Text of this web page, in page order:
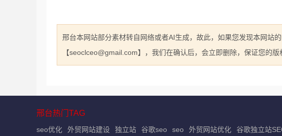
邢台本网站部分素材转自网络或者AI生成，故此，如果您发现本网站
【seoclceo@gmail.com】，我们在确认后，会立即删除，保证您的版
邢台热门TAG
seo优化 外贸网站建设 独立站 谷歌seo seo 外贸网站优化 谷歌独立站